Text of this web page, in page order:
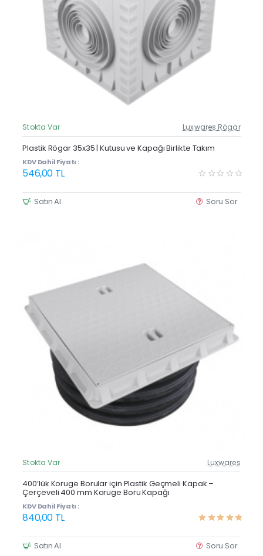
Güncel Fiyat
Stokta Var Luxwares Rögar
Plastik Rögar 35x35 | Kutusu ve Kapağı Birlikte Takım
KDV Dahil Fiyatı :
546,00 TL
Satın Al Soru Sor
Güncel Fiyat
Stokta Var Luxwares
400’lük Koruge Borular için Plastik Geçmeli Kapak –
Çerçeveli 400 mm Koruge Boru Kapağı
KDV Dahil Fiyatı :
840,00 TL
Satın Al Soru Sor